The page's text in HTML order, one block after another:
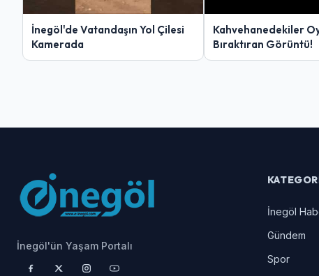
İnegöl'de Vatandaşın Yol Çilesi
Kamerada
Kahvehanedekiler
Bıraktıran Görüntü!
İnegöl'ün Yaşam Portalı
İnegöl
Gündem
Spor